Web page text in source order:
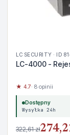
LC SECURITY · ID
LC-4000 -
★ 4.7· 8 opinii
Dostępny
Wysyłka 24h
322,61 zł